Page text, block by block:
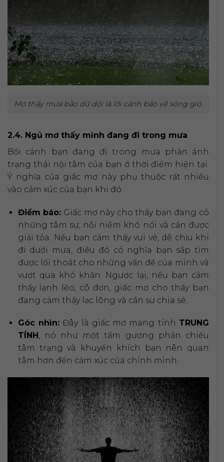
Mơ thấy mưa bão dữ dội là lời cảnh báo về sóng gió.
2.4. Ngủ mơ thấy mình đang đi trong mưa
Bối cảnh bạn đang đi trong mưa phản ánh
trạng thái nội tâm của bạn ở thời điểm hiện tại.
Ý nghĩa của giấc mơ này phụ thuộc rất nhiều
vào cảm xúc của bạn khi đó.
Điềm báo: Giấc mơ này cho thấy bạn đang có
những tâm sự, nỗi niềm khó nói và cần được
giải tỏa. Nếu bạn cảm thấy vui vẻ, dễ chịu khi
đi dưới mưa, điều đó có nghĩa bạn sắp tìm
được lối thoát cho những vấn đề của mình và
vượt qua khó khăn. Ngược lại, nếu bạn cảm
thấy lạnh lẽo, cô đơn, giấc mơ cho thấy bạn
đang cảm thấy lạc lõng và cần sự chia sẻ.
Góc nhìn: Đây là giấc mơ mang tính TRUNG
TÍNH , nó như một tấm gương phản chiếu
tâm trạng và khuyến khích bạn nên quan
tâm hơn đến cảm xúc của chính mình.